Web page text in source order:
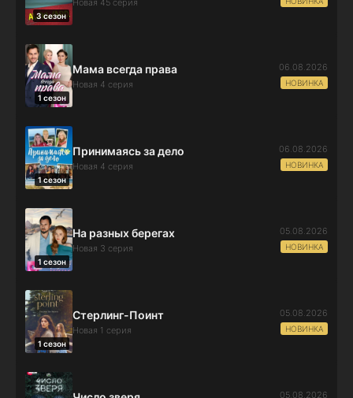
3 сезон
1 сезон
Мама всегда права
Новая 4 серия
06.08.2026
НОВИНКА
1 сезон
Принимаясь за дело
Новая 4 серия
06.08.2026
НОВИНКА
1 сезон
На разных берегах
Новая 3 серия
05.08.2026
НОВИНКА
1 сезон
Стерлинг-Поинт
Новая 1 серия
05.08.2026
НОВИНКА
05.08.2026